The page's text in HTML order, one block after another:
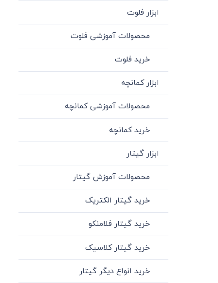
ابزار فلوت
محصولات آموزشی فلوت
خرید فلوت
ابزار کمانچه
محصولات آموزشی کمانچه
خرید کمانچه
ابزار گیتار
محصولات آموزش گیتار
خرید گیتار الکتریک
خرید گیتار فلامنکو
خرید گیتار کلاسیک
خرید انواع دیگر گیتار